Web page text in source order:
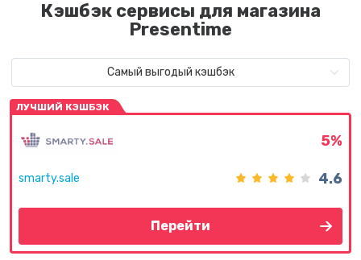
Кэшбэк сервисы для магазина
Presentime
Самый выгодый кэшбэк
ЛУЧШИЙ КЭШБЭК
smarty.sale
5%
4.6
Перейти